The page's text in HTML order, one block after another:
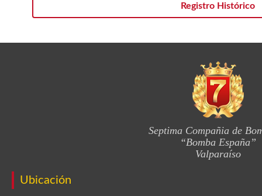
Registro Histórico
Septima Compañia de
“Bomba España”
Valparaíso
Ubicación